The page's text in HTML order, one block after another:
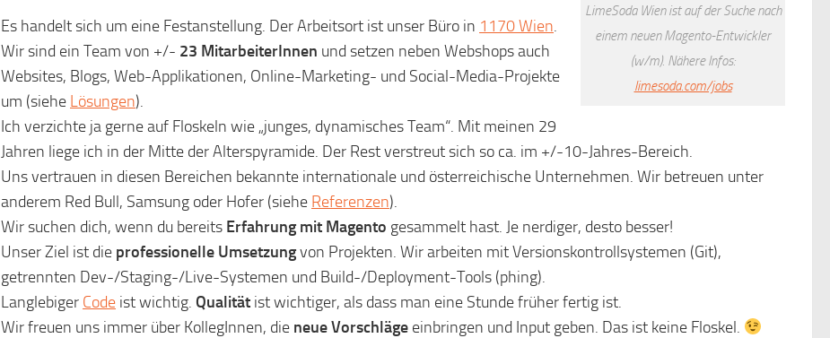
LimeSoda Wien ist auf der Suche nach
einem neuen Magento-Entwickler
(w/m). Nähere Infos:
limesoda.com/jobs
Es handelt sich um eine Festanstellung. Der Arbeitsort ist unser Büro in 1170 Wien.
Wir sind ein Team von +/- 23 MitarbeiterInnen und setzen neben Webshops auch
Websites, Blogs, Web-Applikationen, Online-Marketing- und Social-Media-Projekte
um (siehe Lösungen).
Ich verzichte ja gerne auf Floskeln wie „junges, dynamisches Team“. Mit meinen 29
Jahren liege ich in der Mitte der Alterspyramide. Der Rest verstreut sich so ca. im +/-10-Jahres-Bereich.
Uns vertrauen in diesen Bereichen bekannte internationale und österreichische Unternehmen. Wir betreuen unter
anderem Red Bull, Samsung oder Hofer (siehe Referenzen).
Wir suchen dich, wenn du bereits Erfahrung mit Magento gesammelt hast. Je nerdiger, desto besser!
Unser Ziel ist die professionelle Umsetzungvon Projekten. Wir arbeiten mit Versionskontrollsystemen (Git),
getrennten Dev-/Staging-/Live-Systemen und Build-/Deployment-Tools (phing).
Langlebiger Code ist wichtig. Qualität ist wichtiger, als dass man eine Stunde früher fertig ist.
Wir freuen uns immer über KollegInnen, die neue Vorschläge einbringen und Input geben. Das ist keine Floskel.